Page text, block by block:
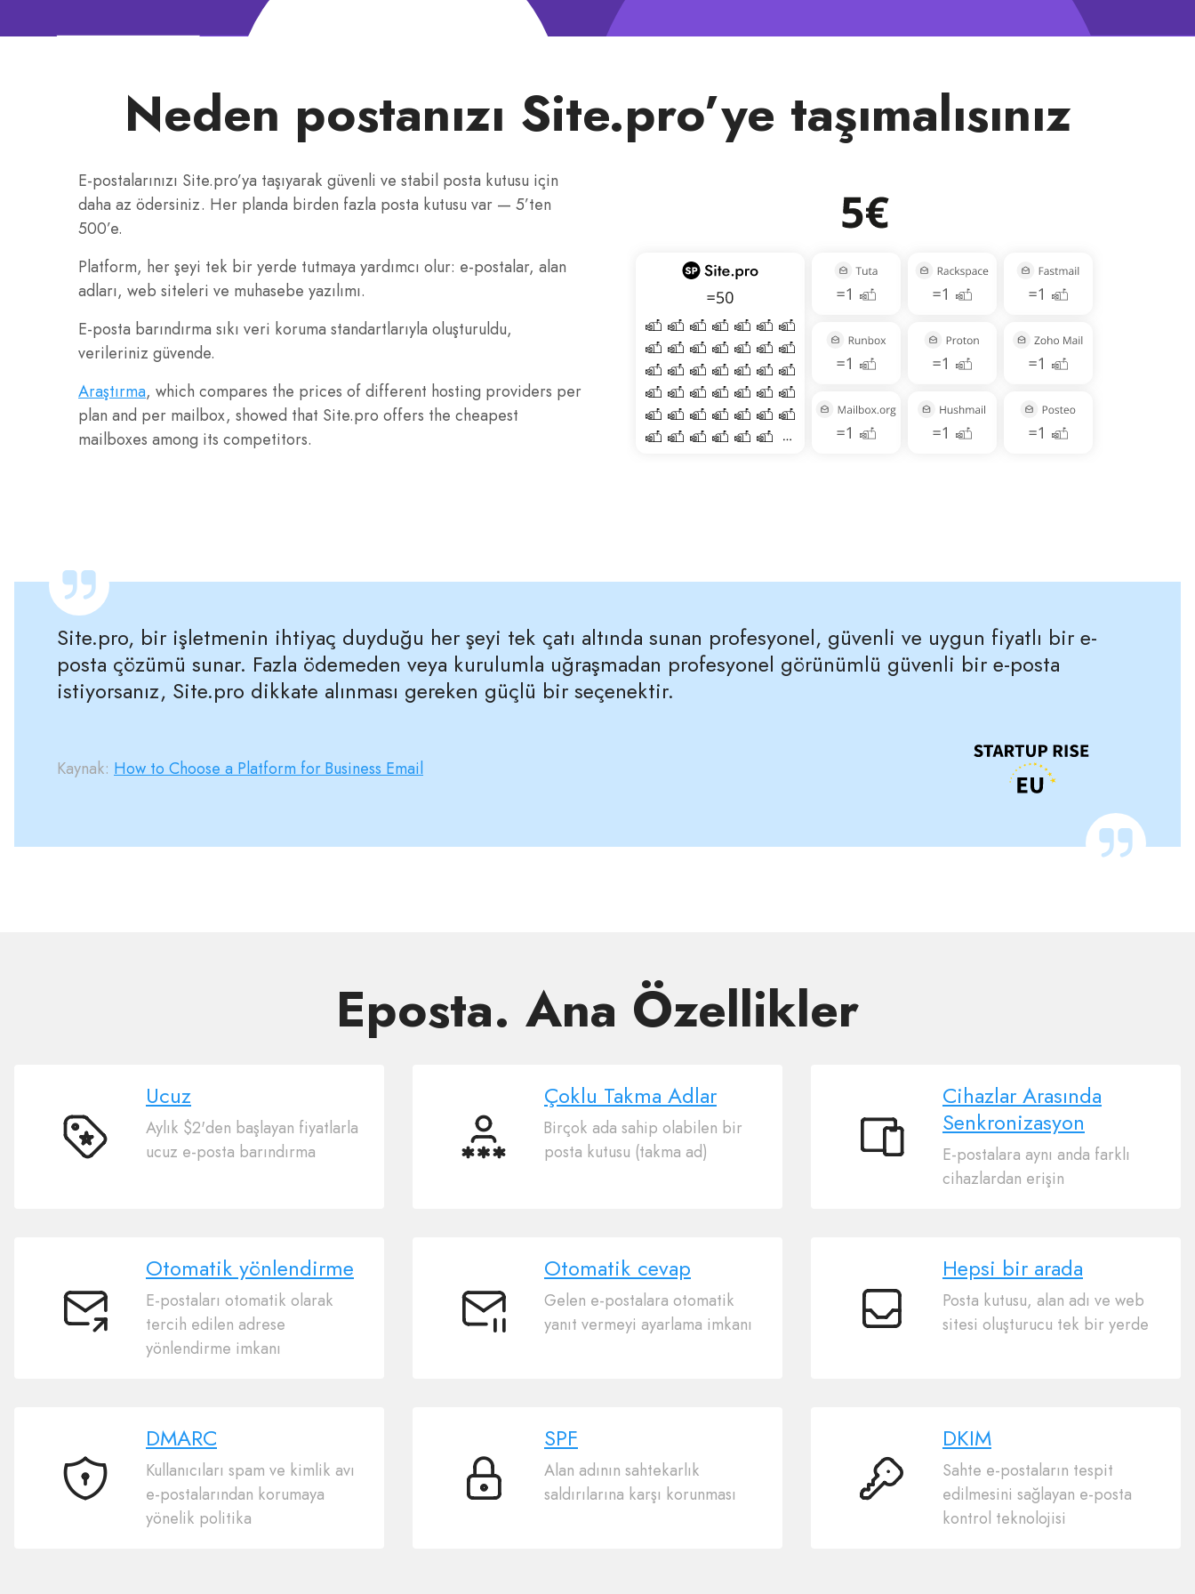
Neden postanızı Site.pro’ye taşımalısınız
E-postalarınızı Site.pro’ya taşıyarak güvenli ve stabil posta kutusu için
daha az ödersiniz. Her planda birden fazla posta kutusu var — 5’ten
500’e.
Platform, her şeyi tek bir yerde tutmaya yardımcı olur: e-postalar, alan
adları, web siteleri ve muhasebe yazılımı.
E-posta barındırma sıkı veri koruma standartlarıyla oluşturuldu,
verileriniz güvende.
Araştırma, which compares the prices of different hosting providers per
plan and per mailbox, showed that Site.pro offers the cheapest
mailboxes among its competitors.
Site.pro, bir işletmenin ihtiyaç duyduğu her şeyi tek çatı altında sunan profesyonel, güvenli ve uygun fiyatlı bir e-
posta çözümü sunar. Fazla ödemeden veya kurulumla uğraşmadan profesyonel görünümlü güvenli bir e-posta
istiyorsanız, Site.pro dikkate alınması gereken güçlü bir seçenektir.
Kaynak: How to Choose a Platform for Business Email
Eposta. Ana Özellikler
Ucuz
Ucuz
Aylık $2'den başlayan fiyatlarla
ucuz e-posta barındırma
Çoklu
Çoklu Takma Adlar
Birçok ada sahip olabilen bir
posta kutusu (takma ad)
Cihazlar
Cihazlar Arasında
Senkronizasyon
E-postalara aynı anda farklı
cihazlardan erişin
Otomatik
yönlendirme
Otomatik yönlendirme
E-postaları otomatik olarak
tercih edilen adrese
yönlendirme imkanı
Otomatik
Otomatik cevap
Gelen e-postalara otomatik
yanıt vermeyi ayarlama imkanı
Hepsi
Hepsi bir arada
Posta kutusu, alan adı ve web
sitesi oluşturucu tek bir yerde
DMARC
DMARC
Kullanıcıları spam ve kimlik avı
e-postalarından korumaya
yönelik politika
SPF
SPF
Alan adının sahtekarlık
saldırılarına karşı korunması
DKIM
DKIM
Sahte e-postaların tespit
edilmesini sağlayan e-posta
kontrol teknolojisi